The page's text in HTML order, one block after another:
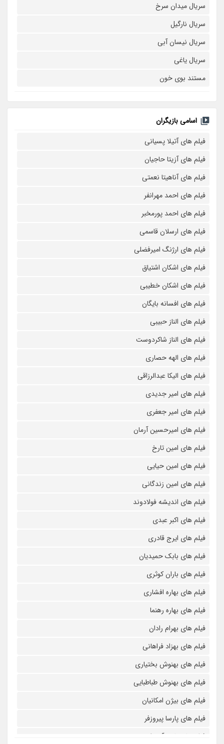
سریال میدان سرخ
سریال نارگیل
سریال نیسان آبی
سریال یاغی
مستند بوی خون
اسامی بازیگران
فیلم های آتیلا پسیانی
فیلم های آزیتا حاجیان
فیلم های آناهیتا نعمتی
فیلم های احمد مهرانفر
فیلم های احمد پورمخبر
فیلم های ارسلان قاسمی
فیلم های ارژنگ امیرفضلی
فیلم های اشکان اشتیاق
فیلم های اشکان خطیبی
فیلم های افسانه بایگان
فیلم های الناز حبیبی
فیلم های الناز شاکردوست
فیلم های الهه حصاری
فیلم های الیکا عبدالرزاقی
فیلم های امیر جدیدی
فیلم های امیر جعفری
فیلم های امیرحسین آرمان
فیلم های امین تارخ
فیلم های امین حیایی
فیلم های امین زندگانی
فیلم های اندیشه فولادوند
فیلم های اکبر عبدی
فیلم های ایرج قادری
فیلم های بابک حمیدیان
فیلم های باران کوثری
فیلم های بهاره افشاری
فیلم های بهاره رهنما
فیلم های بهرام رادان
فیلم های بهزاد فراهانی
فیلم های بهنوش بختیاری
فیلم های بهنوش طباطبایی
فیلم های بیژن امکانیان
فیلم های پارسا پیروزفر
فیلم های پانته آ بهرام